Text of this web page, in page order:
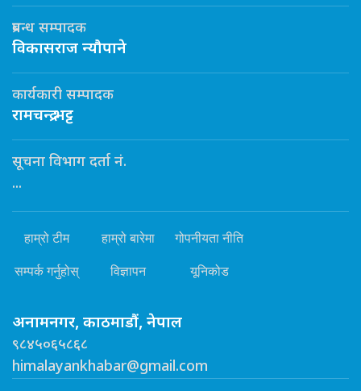
प्रबन्ध सम्पादक
विकासराज न्यौपाने
कार्यकारी सम्पादक
रामचन्द्र भट्ट
सूचना विभाग दर्ता नं.
...
हाम्रो टीम हाम्रो बारेमा गोपनीयता नीति
सम्पर्क गर्नुहोस् विज्ञापन यूनिकोड
अनामनगर, काठमाडौं, नेपाल
९८४५०६५८६८
himalayankhabar@gmail.com